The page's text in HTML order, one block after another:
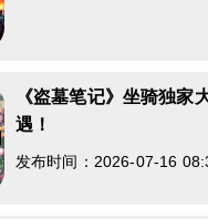
《盗墓笔记》坐骑独家
遇！
发布时间：2026-07-16